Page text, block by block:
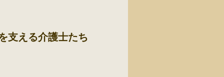
支える介護士たち